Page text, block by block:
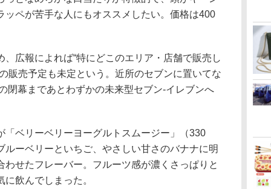
ッペが苦手な人にもオススメしたい。価格は400
広報によれば“特にどこのエリア・店舗で販売し
販売予定も未定という。近所のセブンに置いてな
幕まであとわずかの未来型セブン-イレブンへ
ベリーベリーヨーグルトスムージー」（330
ーベリーといちご、やさしい甘さのバナナに明
せたフレーバー。フルーツ感が濃くさっぱりと
飲んでしまった。